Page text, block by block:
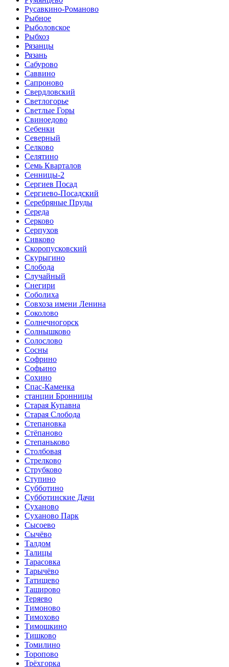
Русавкино-Романово
Рыбное
Рыболовское
Рыбхоз
Рязанцы
Рязань
Сабурово
Саввино
Сапроново
Свердловский
Светлогорье
Светлые Горы
Свиноедово
Себенки
Северный
Селково
Селятино
Семь Кварталов
Сенницы-2
Сергиев Посад
Сергиево-Посадский
Серебряные Пруды
Середа
Серково
Серпухов
Сивково
Скоропусковский
Скурыгино
Слобода
Случайный
Снегири
Соболиха
Совхоза имени Ленина
Соколово
Солнечногорск
Солнышково
Солослово
Сосны
Софрино
Софьино
Сохино
Спас-Каменка
станции Бронницы
Старая Купавна
Старая Слобода
Степановка
Стёпаново
Степаньково
Столбовая
Стрелково
Струбково
Ступино
Субботино
Субботинские Дачи
Суханово
Суханово Парк
Сысоево
Сычёво
Талдом
Талицы
Тарасовка
Тарычёво
Татищево
Таширово
Теряево
Тимоново
Тимохово
Тимошкино
Тишково
Томилино
Торопово
Трёхгорка